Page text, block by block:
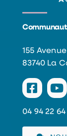
155
83740 La
04 94 22